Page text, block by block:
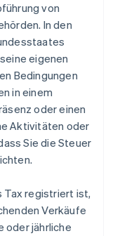
von
In den
eigenen
Bedingungen
in einem
oder einen
Aktivitäten oder
Sie die Steuer
Tax registriert ist,
Verkäufe
oder jährliche